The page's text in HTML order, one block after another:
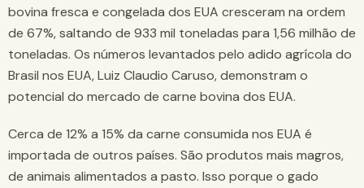
bovina fresca e congelada dos EUA cresceram na ordem
de 67%, saltando de 933 mil toneladas para 1,56 milhão de
toneladas. Os números levantados pelo adido agrícola do
Brasil nos EUA, Luiz Claudio Caruso, demonstram o
potencial do mercado de carne bovina dos EUA.
Cerca de 12% a 15% da carne consumida nos EUA é
importada de outros países. São produtos mais magros,
de animais alimentados a pasto. Isso porque o gado